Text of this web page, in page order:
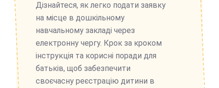
Дізнайтеся, як легко подати заявку
на місце в дошкільному
навчальному закладі через
електронну чергу. Крок за кроком
інструкція та корисні поради для
батьків, щоб забезпечити
своєчасну реєстрацію дитини в